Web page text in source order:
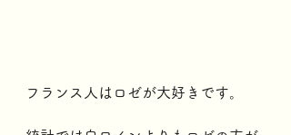
フランス人はロゼが大好きです。